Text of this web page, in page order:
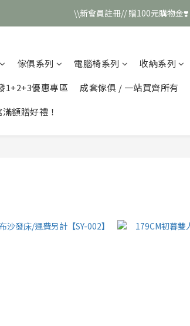
\\新會員註冊// 贈100元購物金❣️
\\新會員註冊// 贈100元購物金❣️
\\新會員註冊// 贈100元購物金❣️
傢俱系列 電腦椅系列 收納系列
1+2+3優惠專區
成套傢俱 / 一站買齊所有
額贈好禮！